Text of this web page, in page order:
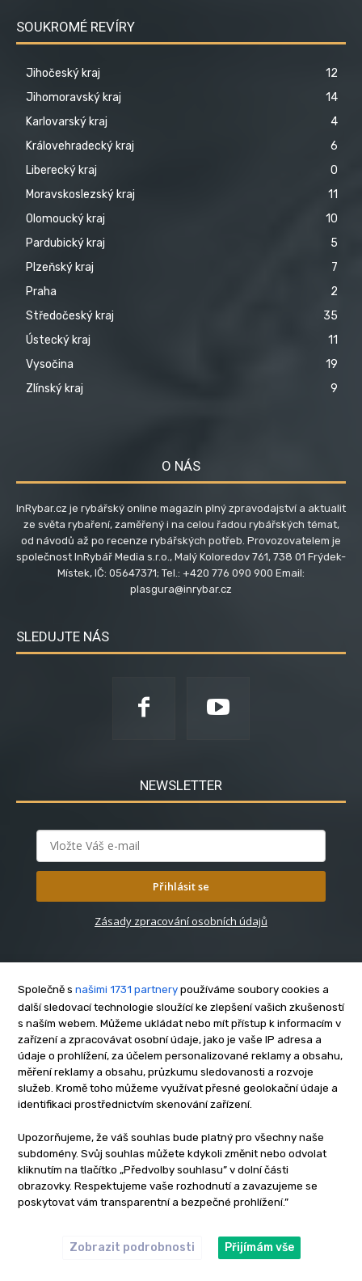
SOUKROMÉ REVÍRY
Jihočeský kraj
12
Jihomoravský kraj
14
Karlovarský kraj
4
Královehradecký kraj
6
Liberecký kraj
0
Moravskoslezský kraj
11
Olomoucký kraj
10
Pardubický kraj
5
Plzeňský kraj
7
Praha
2
Středočeský kraj
35
Ústecký kraj
11
Vysočina
19
Zlínský kraj
9
O NÁS
InRybar.cz je rybářský online magazín plný zpravodajství a aktualit
ze světa rybaření, zaměřený i na celou řadou rybářských témat,
od návodů až po recenze rybářských potřeb. Provozovatelem je
společnost InRybář Media s.r.o., Malý Koloredov 761, 738 01 Frýdek-
Místek, IČ: 05647371; Tel.: +420 776 090 900 Email:
plasgura@inrybar.cz
SLEDUJTE NÁS
NEWSLETTER
Přihlásit se
Zásady zpracování osobních údajů
O nás
Kontakt
Reklama
Zásady soukromí
Cookies
Etický kodex
Redakce
InRybar.cz.
Společně s našimi 1731 partnery používáme soubory cookies a
další sledovací technologie sloužící ke zlepšení vašich zkušeností
s naším webem. Můžeme ukládat nebo mít přístup k informacím v
zařízení a zpracovávat osobní údaje, jako je vaše IP adresa a
údaje o prohlížení, za účelem personalizované reklamy a obsahu,
měření reklamy a obsahu, průzkumu sledovanosti a rozvoje
služeb. Kromě toho můžeme využívat přesné geolokační údaje a
identifikaci prostřednictvím skenování zařízení.
Upozorňujeme, že váš souhlas bude platný pro všechny naše
subdomény. Svůj souhlas můžete kdykoli změnit nebo odvolat
kliknutím na tlačítko „Předvolby souhlasu” v dolní části
obrazovky. Respektujeme vaše rozhodnutí a zavazujeme se
poskytovat vám transparentní a bezpečné prohlížení.”
Zobrazit podrobnosti Přijímám vše